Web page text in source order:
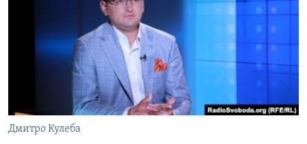
ДЕПОРТАЦІЯ
ВІДЕОУРОКИ «ELIFBE»
СВІДЧЕННЯ ОКУПАЦІЇ
УКРАЇНСЬКА ПРОБЛЕМА КРИМУ
ІНФОГРАФІКА
ЯК ОБІЙТИ БЛОКУВАННЯ
ДОЛУЧАЙСЯ!
Дмитро Кулеба